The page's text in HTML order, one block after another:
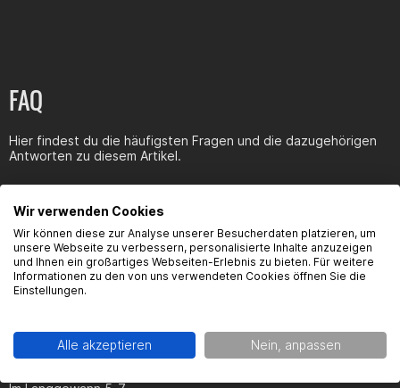
Geeignet für PWK-Vergaser und baugleiche Modelle
Farbe: Schwarz
Optimierter Ansaugweg
Passend für
Beta RR 50 Euro 5 ab Bj. 2021
Fahrzeuge mit originalem Beta Euro 5 Luftfilterkasten und 50
mm Vergaseranschluss
Lieferumfang
FAQ
Hier findest du die häufigsten Fragen und die dazugehörigen
Antworten zu diesem Artikel.
Produktsicherheit
Hersteller:
Wir verwenden Cookies
Wir können diese zur Analyse unserer Besucherdaten platzieren, um
unsere Webseite zu verbessern, personalisierte Inhalte anzuzeigen
und Ihnen ein großartiges Webseiten-Erlebnis zu bieten. Für weitere
Informationen zu den von uns verwendeten Cookies öffnen Sie die
Einstellungen.
Alle akzeptieren Nein, anpassen